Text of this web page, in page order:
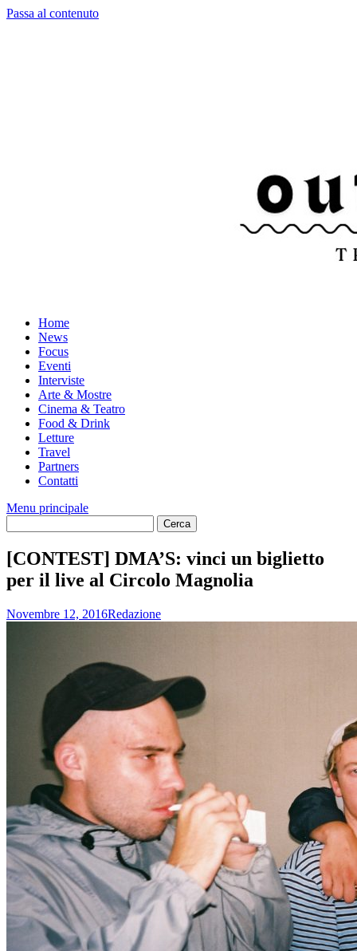
Passa al contenuto
Home
News
Focus
Eventi
Interviste
Arte & Mostre
Cinema & Teatro
Food & Drink
Letture
Travel
Partners
Contatti
Menu principale
[CONTEST] DMA’S: vinci un biglietto
per il live al Circolo Magnolia
Novembre 12, 2016Redazione